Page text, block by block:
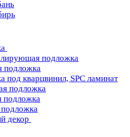
подложка
подложка
под кварцвинил, SPC ламинат
подложка
подложка
декор